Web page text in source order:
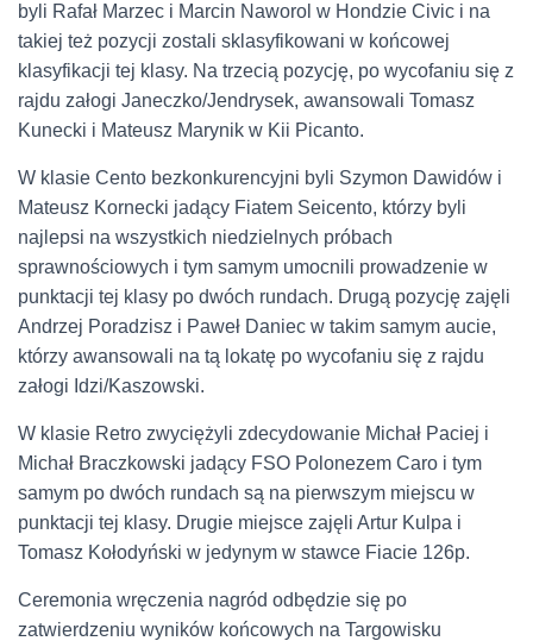
byli Rafał Marzec i Marcin Naworol w Hondzie Civic i na
takiej też pozycji zostali sklasyfikowani w końcowej
klasyfikacji tej klasy. Na trzecią pozycję, po wycofaniu się z
rajdu załogi Janeczko/Jendrysek, awansowali Tomasz
Kunecki i Mateusz Marynik w Kii Picanto.
W klasie Cento bezkonkurencyjni byli Szymon Dawidów i
Mateusz Kornecki jadący Fiatem Seicento, którzy byli
najlepsi na wszystkich niedzielnych próbach
sprawnościowych i tym samym umocnili prowadzenie w
punktacji tej klasy po dwóch rundach. Drugą pozycję zajęli
Andrzej Poradzisz i Paweł Daniec w takim samym aucie,
którzy awansowali na tą lokatę po wycofaniu się z rajdu
załogi Idzi/Kaszowski.
W klasie Retro zwyciężyli zdecydowanie Michał Paciej i
Michał Braczkowski jadący FSO Polonezem Caro i tym
samym po dwóch rundach są na pierwszym miejscu w
punktacji tej klasy. Drugie miejsce zajęli Artur Kulpa i
Tomasz Kołodyński w jedynym w stawce Fiacie 126p.
Ceremonia wręczenia nagród odbędzie się po
zatwierdzeniu wyników końcowych na Targowisku